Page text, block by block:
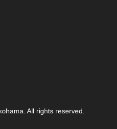
All rights reserved.